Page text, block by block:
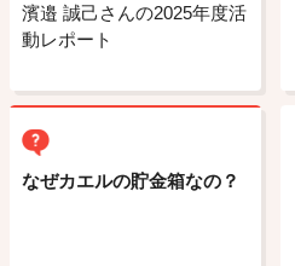
濱邉 誠己さんの2025年度活
動レポート
なぜカエルの貯金箱なの？